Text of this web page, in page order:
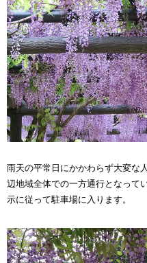
雨天の平常日にかかわらず大変な
辺地域全体での一方通行となって
示に従って駐車場に入ります。